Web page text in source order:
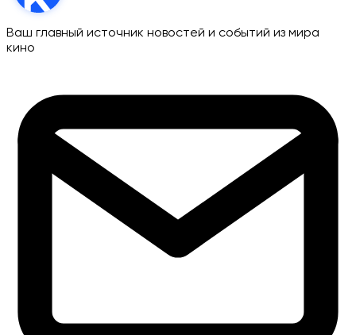
Ваш главный источник новостей и событий из мира
кино